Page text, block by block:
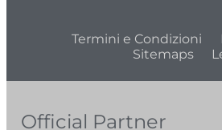
Termini e Condizioni
Sitemaps
Official Partner